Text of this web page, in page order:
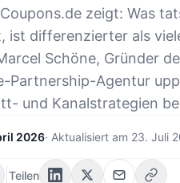
zeigt: Was
ist differenzierter als
Schöne, Gründer
Partnership-Agentur
und Kanalstrategien
2026· Aktualisiert am 23. Juli
Teilen